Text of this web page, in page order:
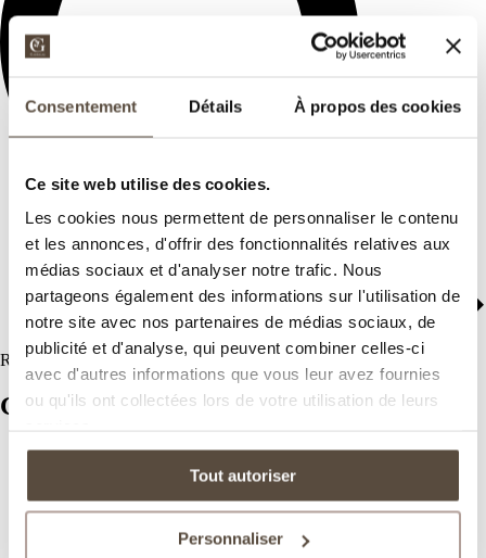
Consentement Détails À propos des cookies
Ce site web utilise des cookies.
Les cookies nous permettent de personnaliser le contenu
et les annonces, d'offrir des fonctionnalités relatives aux
médias sociaux et d'analyser notre trafic. Nous
partageons également des informations sur l'utilisation de
notre site avec nos partenaires de médias sociaux, de
publicité et d'analyse, qui peuvent combiner celles-ci
avec d'autres informations que vous leur avez fournies
ou qu'ils ont collectées lors de votre utilisation de leurs
Tout autoriser
Personnaliser
Refine your search
Garrigae establishments
Caserne de Briançon & Spa
Book your event
Distillerie de Pézenas